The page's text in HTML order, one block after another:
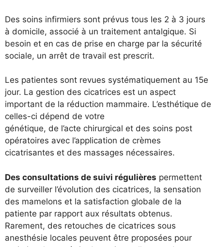
Des soins infirmiers sont prévus tous les 2 à 3 jours
à domicile, associé à un traitement antalgique. Si
besoin et en cas de prise en charge par la sécurité
sociale, un arrêt de travail est prescrit.
Les patientes sont revues systématiquement au 15e
jour. La gestion des cicatrices est un aspect
important de la réduction mammaire. L’esthétique de
celles-ci dépend de votre
génétique, de l’acte chirurgical et des soins post
opératoires avec l’application de crèmes
cicatrisantes et des massages nécessaires.
Des consultations de suivi régulières permettent
de surveiller l’évolution des cicatrices, la sensation
des mamelons et la satisfaction globale de la
patiente par rapport aux résultats obtenus.
Rarement, des retouches de cicatrices sous
anesthésie locales peuvent être proposées pour